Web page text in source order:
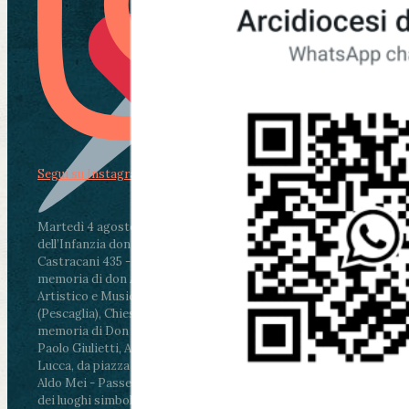
Martedì 4 agosto2026
ore 11:30 - Lucca, Scuola
dell’Infanzia don Aldo Mei - Viale Castruccio
Castracani 435 - Inaugurazione murales in
memoria di don Aldo Mei curato dal Liceo
Artistico e Musicale “Passaglia”
ore 18 - Fiano
(Pescaglia), Chiesa parrocchiale - Messa in
memoria di Don Aldo Mei celebrata da mons.
Paolo Giulietti, Arcivescovo di Lucca
ore 20.30 -
Lucca, da piazza San Michele al Cippo di don
Aldo Mei - Passeggiata della Memoria in alcuni
dei luoghi simbolo della città. Ritrovo alle ore
Segui su Instagram